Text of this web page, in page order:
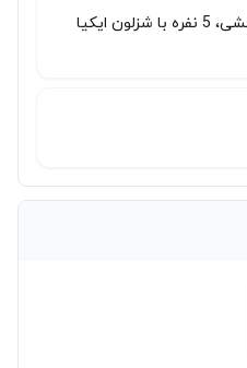
روکش مبل تخت خواب شو نبشی، 5 نفره با شزلون ایکیا